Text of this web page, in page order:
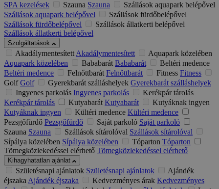
SPA kezelések
Szauna Szauna
Szállások aquapark belépővel
Szállások aquapark belépővel
Szállások fürdőbelépővel
Szállások fürdőbelépővel
Szállások állatkerti belépővel
Szállások állatkerti belépővel
Szolgáltatások
AkadálymentesítettAkadálymentesített
Aquapark közelében
Aquapark közelében
Bababarát Bababarát
Beltéri medence
Beltéri medence
Felnőttbarát Felnőttbarát Fitness Fitness
Golf Golf Gyerekbarát szálláshelyek Gyerekbarát szálláshelyek
Ingyenes parkolás Ingyenes parkolás
Kerékpár tárolás
Kerékpár tárolás
Kutyabarát Kutyabarát
Kutyáknak ingyen
Kutyáknak ingyen
Kültéri medence Kültéri medence
Pezsgőfürdő Pezsgőfürdő Saját parkoló Saját parkoló
Szauna Szauna Szállások sítárolóval Szállások sítárolóval
Sípálya közelében Sípálya közelében Tóparton Tóparton
Tömegközlekedéssel elérhető Tömegközlekedéssel elérhető
Kihagyhatatlan ajánlat
Születésnapi ajánlatok Születésnapi ajánlatok
Ajándék
éjszakaAjándék éjszaka Kedvezményes árak Kedvezményes